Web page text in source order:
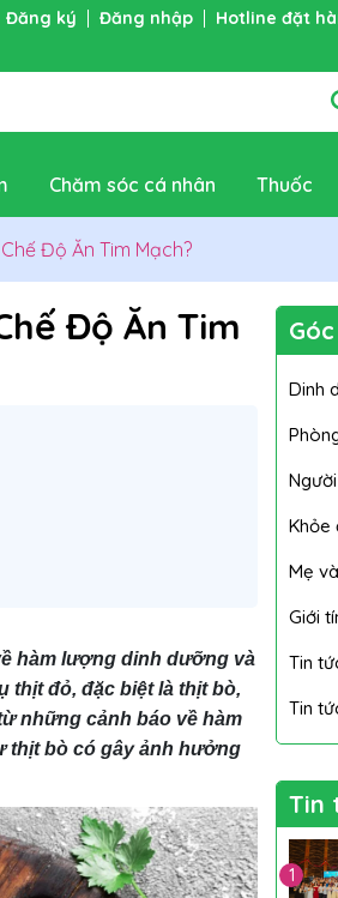
Đăng ký Đăng nhập Hotline đặt
Chăm sóc cá nhân Thuốc
Độ Ăn Tim Mạch?
Độ Ăn Tim
hàm lượng dinh dưỡng và
thịt đỏ, đặc biệt là thịt bò,
những cảnh báo về hàm
thịt bò có gây ảnh hưởng
Dinh
Khỏe
Mẹ
Giới
Tin
Tin
Tin
1